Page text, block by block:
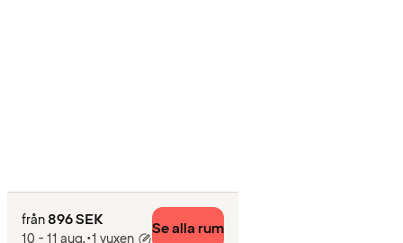
från 896 SEK
10 - 11 aug.•1 vuxen
Se alla rum